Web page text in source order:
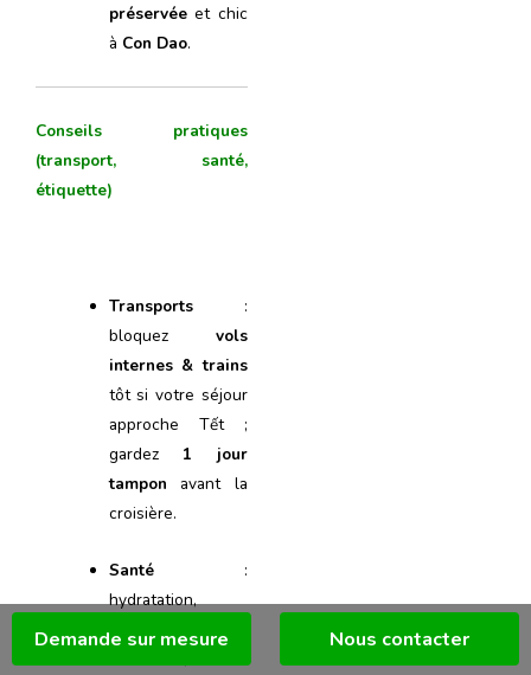
préservéeet chic
à Con Dao.
Conseils pratiques
(transport, santé,
étiquette)
Transports:
bloquez vols
internes & trains
tôt si votre séjour
approche Tết ;
gardez 1 jour
tampon avant la
croisière.
Santé:
hydratation,
coupe-vent
Demande sur mesure Nous contacter